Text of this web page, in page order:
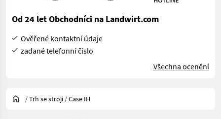
Od 24 let Obchodníci na Landwirt.com
Ověřené kontaktní údaje
zadané telefonní číslo
Všechna ocenění
/Trh se stroji /Case IH